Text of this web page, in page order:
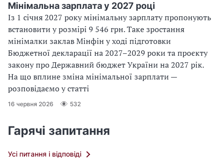
Мінімальна зарплата у 2027 році
Із 1 січня 2027 року мінімальну зарплату пропонують
встановити у розмірі 9 546 грн. Таке зростання
мінімалки заклав Мінфін у ході підготовки
Бюджетної декларації на 2027–2029 роки та проєкту
закону про Державний бюджет України на 2027 рік.
На що вплине зміна мінімальної зарплати —
розповідаємо у статті
16 червня 2026 532
Гарячі запитання
Усі питання і відповіді